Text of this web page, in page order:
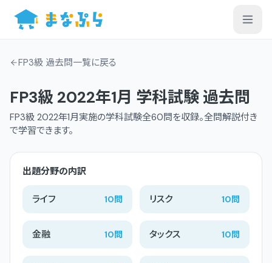
FP3級 過去問一覧に戻る
FP3級 2022年1月 学科試験 過去問
FP3級 2022年1月実施の学科試験全60問を収録。全問解説付き
で学習できます。
出題分野の内訳
ライフ 10問 リスク 10問
金融 10問 タックス 10問